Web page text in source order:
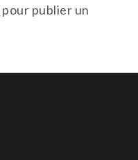
pour publier un